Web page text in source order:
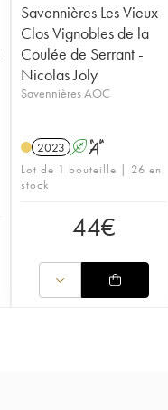
Savennières Les Vieux
Clos Vignobles de la
Coulée de Serrant -
Nicolas Joly
Savennières AOC
2023 A S
Lot de 1 bouteille | 26 en
stock
44€